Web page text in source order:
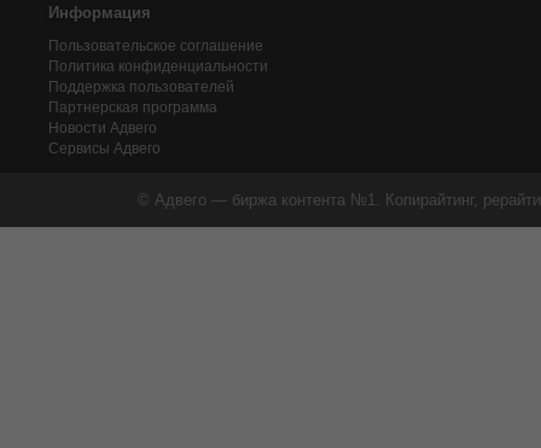
Информация
Пользовательское соглашение
Политика конфиденциальности
Поддержка пользователей
Партнерская программа
Новости Адвего
Сервисы Адвего
© Адвего — биржа контента №1. Копирайтинг,